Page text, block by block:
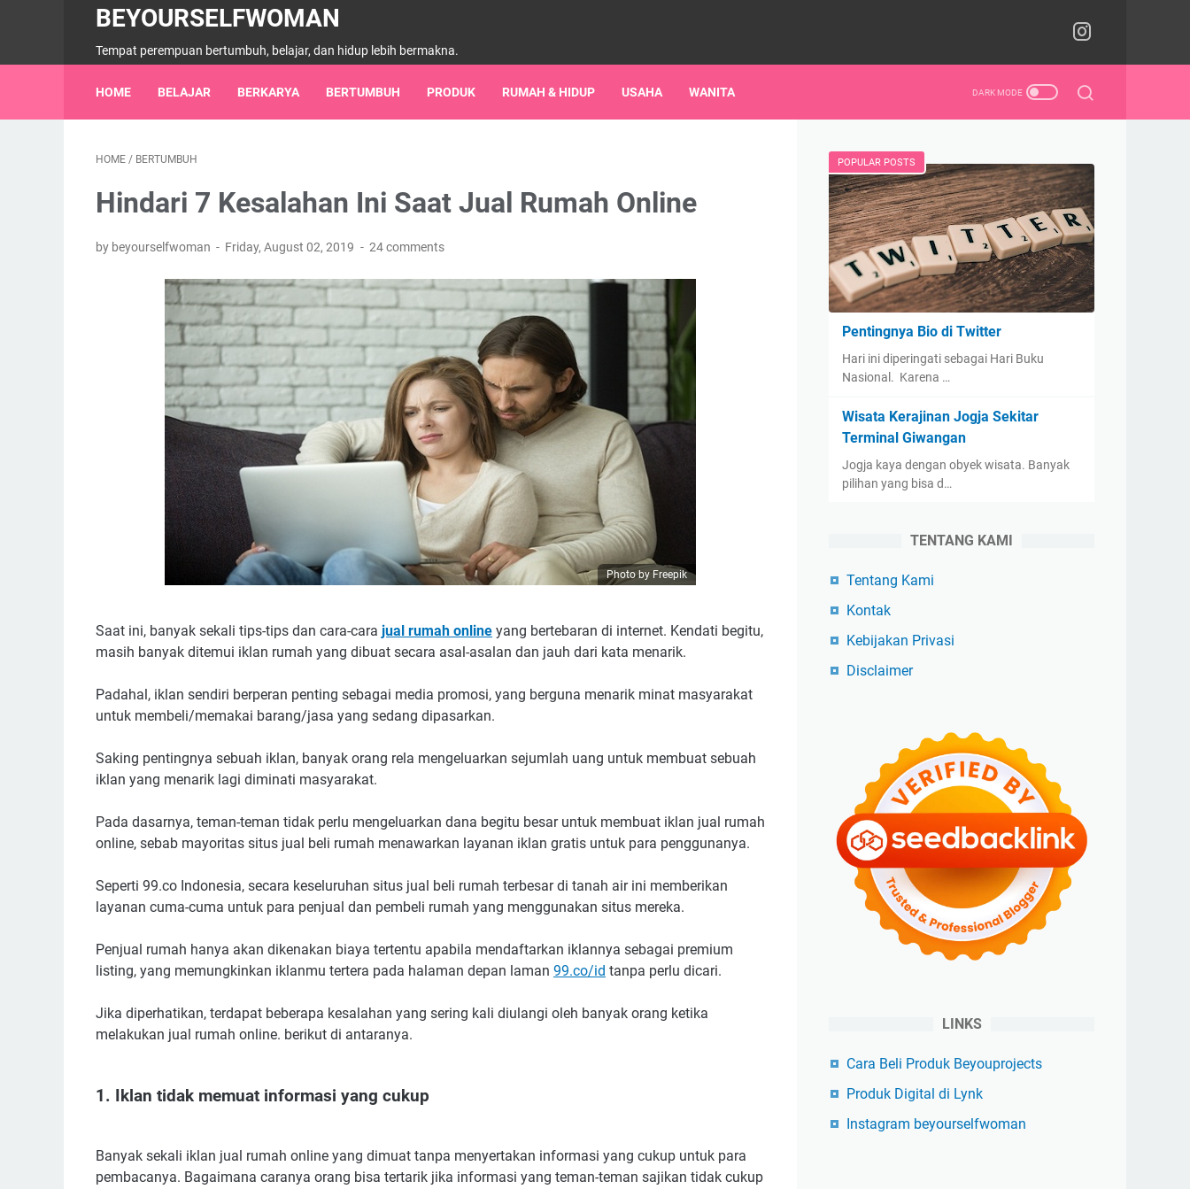
BEYOURSELFWOMAN
Tempat perempuan bertumbuh, belajar, dan hidup lebih bermakna.
HOME BELAJAR BERKARYA BERTUMBUH PRODUK RUMAH & HIDUP USAHA WANITA
HOME / BERTUMBUH
Hindari 7 Kesalahan Ini Saat Jual Rumah Online
by beyourselfwoman Friday, August 02, 2019 24 comments
Photo by Freepik
Saat ini, banyak sekali tips-tips dan cara-cara jual rumah online yang bertebaran di internet. Kendati begitu,
masih banyak ditemui iklan rumah yang dibuat secara asal-asalan dan jauh dari kata menarik.
Padahal, iklan sendiri berperan penting sebagai media promosi, yang berguna menarik minat masyarakat
untuk membeli/memakai barang/jasa yang sedang dipasarkan.
Saking pentingnya sebuah iklan, banyak orang rela mengeluarkan sejumlah uang untuk membuat sebuah
iklan yang menarik lagi diminati masyarakat.
Pada dasarnya, teman-teman tidak perlu mengeluarkan dana begitu besar untuk membuat iklan jual rumah
online, sebab mayoritas situs jual beli rumah menawarkan layanan iklan gratis untuk para penggunanya.
Seperti 99.co Indonesia, secara keseluruhan situs jual beli rumah terbesar di tanah air ini memberikan
layanan cuma-cuma untuk para penjual dan pembeli rumah yang menggunakan situs mereka.
Penjual rumah hanya akan dikenakan biaya tertentu apabila mendaftarkan iklannya sebagai premium
listing, yang memungkinkan iklanmu tertera pada halaman depan laman 99.co/id tanpa perlu dicari.
Jika diperhatikan, terdapat beberapa kesalahan yang sering kali diulangi oleh banyak orang ketika
melakukan jual rumah online. berikut di antaranya.
1. Iklan tidak memuat informasi yang cukup
Banyak sekali iklan jual rumah online yang dimuat tanpa menyertakan informasi yang cukup untuk para
pembacanya. Bagaimana caranya orang bisa tertarik jika informasi yang teman-teman sajikan tidak cukup
POPULAR POSTS
Pentingnya Bio di Twitter
Hari ini diperingati sebagai Hari Buku
Nasional. Karena …
Wisata Kerajinan Jogja Sekitar
Terminal Giwangan
Jogja kaya dengan obyek wisata. Banyak
pilihan yang bisa d…
TENTANG KAMI
Tentang Kami
Kontak
Kebijakan Privasi
Disclaimer
LINKS
Cara Beli Produk Beyouprojects
Produk Digital di Lynk
Instagram beyourselfwoman